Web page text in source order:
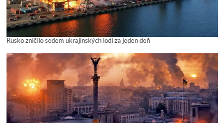
Rusko zničilo sedem ukrajinských lodí za jeden deň